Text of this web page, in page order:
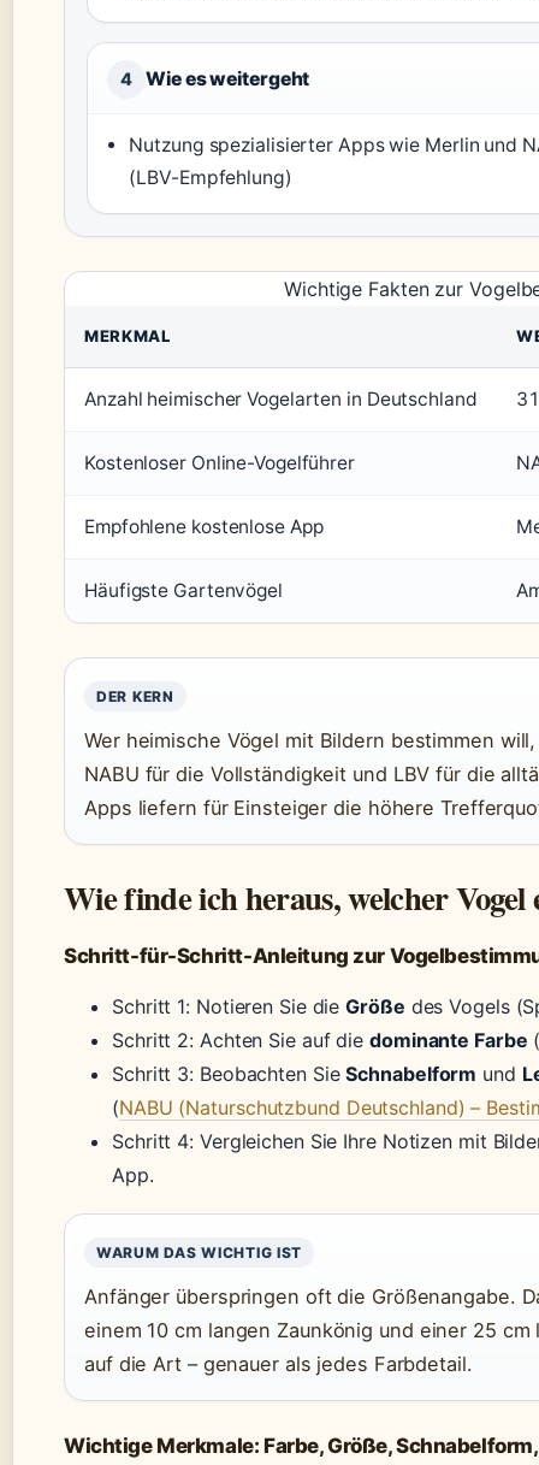
4 Wie es weitergeht
Nutzung spezialisierter Apps wie Merlin und
(LBV-Empfehlung)
Wichtige Fakten zur
MERKMAL
Anzahl heimischer Vogelarten in Deutschland
Kostenloser Online-Vogelführer
Empfohlene kostenlose App
Häufigste Gartenvögel
DER KERN
Wer heimische Vögel mit Bildern bestimmen
NABU für die Vollständigkeit und LBV für die
Apps liefern für Einsteiger die höhere
Wie finde ich heraus, welcher Vogel
Schritt-für-Schritt-Anleitung zur
Schritt 1: Notieren Sie dieGröße des Vogels
Schritt 2: Achten Sie auf die dominante Farbe
Schritt 3: Beobachten SieSchnabelform und
(NABU (Naturschutzbund Deutschland) –
Schritt 4: Vergleichen Sie Ihre Notizen mit
App.
WARUM DAS WICHTIG IST
Anfänger überspringen oft die Größenangabe.
einem 10 cm langen Zaunkönig und einer 25
auf die Art – genauer als jedes Farbdetail.
Wichtige Merkmale: Farbe, Größe,